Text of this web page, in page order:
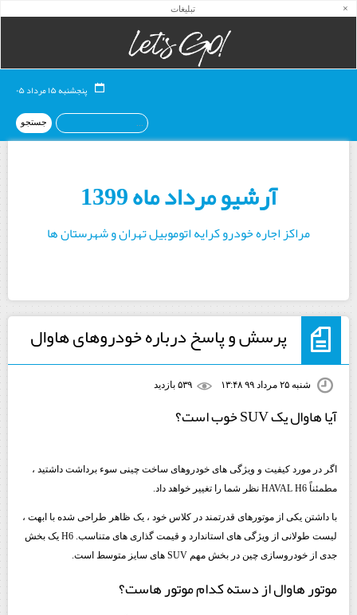
پنجشنبه ۱۵ مرداد ۰۵
آرشیو مرداد ماه 1399
مراکز اجاره خودرو کرایه اتوموبیل تهران و شهرستان ها
پرسش و پاسخ درباره خودروهای هاوال
شنبه ۲۵ مرداد ۹۹ ۱۳:۴۸
آیا هاوال یک SUV خوب است؟
اگر در مورد کیفیت و ویژگی های خودروهای ساخت چینی سوء برداشت داشتید ،
مطمئناً HAVAL H6 نظر شما را تغییر خواهد داد.
با داشتن یکی از موتورهای قدرتمند در کلاس خود ، یک ظاهر طراحی شده با ابهت ،
لیست طولانی از ویژگی های استاندارد و قیمت گذاری های متناسب. H6 یک بخش
جدی از خودروسازی چین در بخش مهم SUV های سایز متوسط ​​است.
موتور هاوال از دسته کدام موتور هاست؟
تبلیغات ×